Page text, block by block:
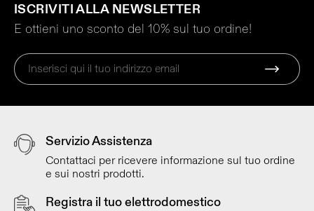
ISCRIVITI ALLA NEWSLETTER
E ottieni uno sconto del 10% sul tuo ordine!
Servizio Assistenza
Contattaci per ricevere informazione sul tuo ordine
e sui nostri prodotti.
Registra il tuo elettrodomestico